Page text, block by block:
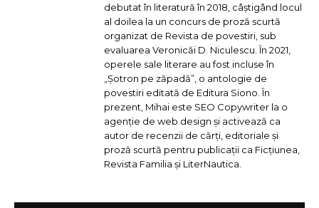
debutat în literatură în 2018, câștigând locul
al doilea la un concurs de proză scurtă
organizat de Revista de povestiri, sub
evaluarea Veronicăi D. Niculescu. În 2021,
operele sale literare au fost incluse în
„Șotron pe zăpadă”, o antologie de
povestiri editată de Editura Siono. În
prezent, Mihai este SEO Copywriter la o
agenție de web design și activează ca
autor de recenzii de cărți, editoriale și
proză scurtă pentru publicații ca Ficțiunea,
Revista Familia și LiterNautica.